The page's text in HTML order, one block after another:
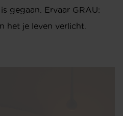
gegaan. Ervaar GRAU:
het je leven verlicht.